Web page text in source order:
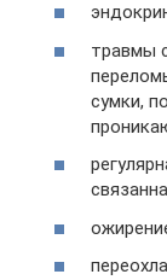
травмы
сумки,